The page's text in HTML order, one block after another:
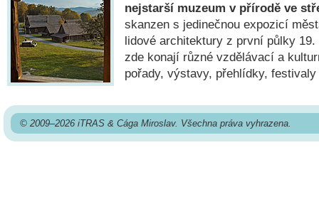
nejstarší muzeum v přírodě ve
skanzen s jedinečnou expozicí
lidové architektury z první půlky
zde konají různé vzdělávací a
pořady, výstavy, přehlídky,
© 2009–2026 iTRAS & Cága Miroslav. Všechna práva vyhrazena.